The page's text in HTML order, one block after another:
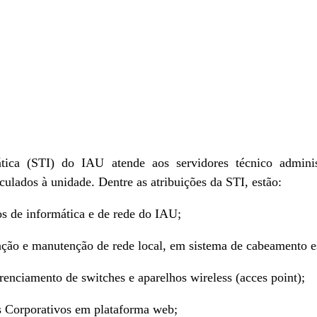
(STI) do IAU atende aos servidores técnico
à unidade. Dentre as atribuições da STI, estão:
de informática e de rede do IAU;
e manutenção de rede local, em sistema de cabeamento
de switches e aparelhos wireless (acces point);
Corporativos em plataforma web;